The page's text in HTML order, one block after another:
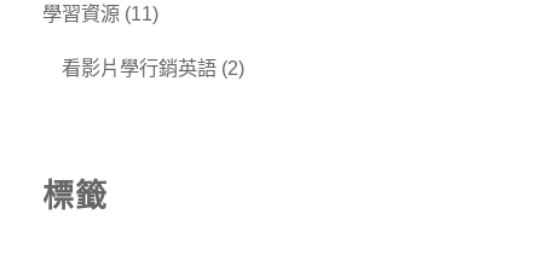
學習資源 (11)
看影片學行銷英語 (2)
標籤